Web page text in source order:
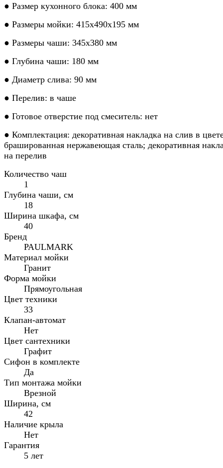
● Размер кухонного блока: 400 мм
● Размеры мойки: 415х490х195 мм
● Размеры чаши: 345х380 мм
● Глубина чаши: 180 мм
● Диаметр слива: 90 мм
● Перелив: в чаше
● Готовое отверстие под смеситель: нет
● Комплектация: декоративная накладка на слив в
брашированная нержавеющая сталь; декоративная
на перелив
Количество чаш
1
Глубина чаши, см
18
Ширина шкафа, см
40
Бренд
PAULMARK
Материал мойки
Гранит
Форма мойки
Прямоугольная
Цвет техники
33
Клапан-автомат
Нет
Цвет сантехники
Графит
Сифон в комплекте
Да
Тип монтажа мойки
Врезной
Ширина, см
42
Наличие крыла
Нет
Гарантия
5 лет